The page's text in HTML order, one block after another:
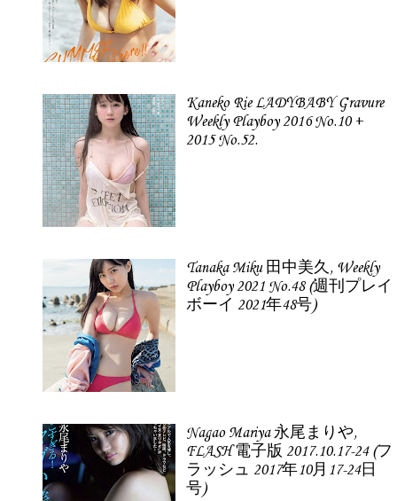
Kaneko Rie LADYBABY Gravure
Weekly Playboy 2016 No.10 +
2015 No.52.
Tanaka Miku 田中美久, Weekly
Playboy 2021 No.48 (週刊プレイ
ボーイ 2021年48号)
Nagao Mariya 永尾まりや,
FLASH 電子版 2017.10.17-24 (フ
ラッシュ 2017年10月17-24日
号)